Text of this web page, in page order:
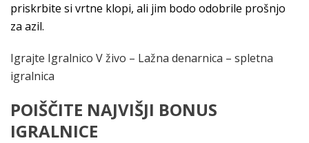
priskrbite si vrtne klopi, ali jim bodo odobrile prošnjo
za azil.
Igrajte Igralnico V živo – Lažna denarnica – spletna
igralnica
POIŠČITE NAJVIŠJI BONUS
IGRALNICE